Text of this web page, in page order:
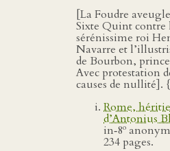
[La Foudre
Sixte Quint contre
sérénissime roi
Navarre et
de Bourbon,
Avec protestation
causes de nullité].
Rome,
d’Antonius
in‑8o
234 pages.